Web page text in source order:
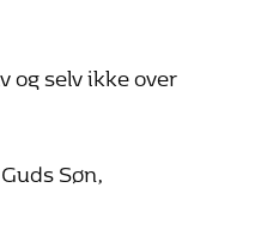
og selv ikke over
Søn,